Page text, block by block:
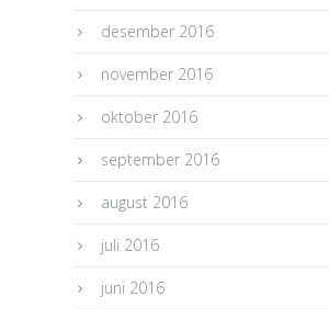
desember 2016
november 2016
oktober 2016
september 2016
august 2016
juli 2016
juni 2016